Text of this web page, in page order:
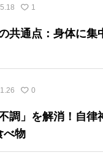
1
共通点：身体に集
0
調」を解消！自律
べ物